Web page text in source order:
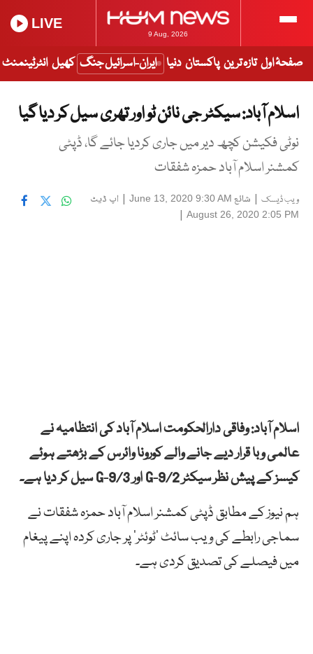
9 Aug, 2026
LIVE
صفحۂ اول تازہ ترین پاکستان دنیا ایران-اسرائیل جنگ کھیل انٹرٹینمنٹ
اسلام آباد: سیکٹر جی نائن ٹو اور تھری سیل کر دیا گیا
نوٹی فکیشن کچھ دیر میں جاری کردیا جائے گا، ڈپٹی
کمشنر اسلام آباد حمزہ شفقات
ویب ڈیسک | شائع June 13, 2020 9:30 AM
| اپ ڈیٹ
August 26, 2020 2:05 PM
|
اسلام آباد: وفاقی دارالحکومت اسلام آباد کی انتظامیہ نے
عالمی وبا قرار دیے جانے والے کورونا وائرس کے بڑھتے ہوئے
کیسز کے پیش نظر سیکٹر G-9/2 اور G-9/3 سیل کر دیا ہے۔
ہم نیوز کے مطابق ڈپٹی کمشنر اسلام آباد حمزہ شفقات نے
سماجی رابطے کی ویب سائٹ ’ٹوئٹر‘ پر جاری کردہ اپنے پیغام
میں فیصلے کی تصدیق کردی ہے۔